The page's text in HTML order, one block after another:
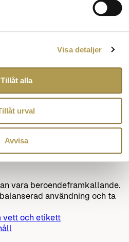
Visa detaljer
Tillåt alla
urval
Avvisa
mot andra.
är aldrig acceptabelt.
vara beroendeframkallande.
användning och ta
vett och etikett